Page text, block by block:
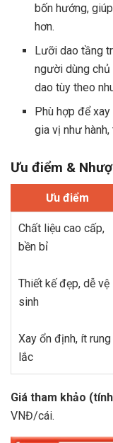
bốn hướng,
hơn.
Lưỡi dao tầng
người dùng
dao tùy theo
Phù hợp để
gia vị như
Ưu điểm &
Ưu điểm
Chất liệu cao cấp,
bền bỉ
Thiết kế đẹp, dễ vệ
sinh
Xay ổn định, ít rung
lắc
Giá tham khảo
VNĐ/cái.